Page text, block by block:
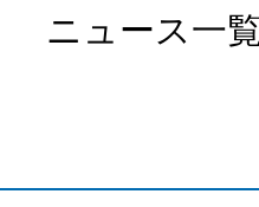
ニュース一